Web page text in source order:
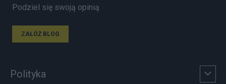
Podziel się swoją opinią
ZAŁÓŻ BLOG
Polityka